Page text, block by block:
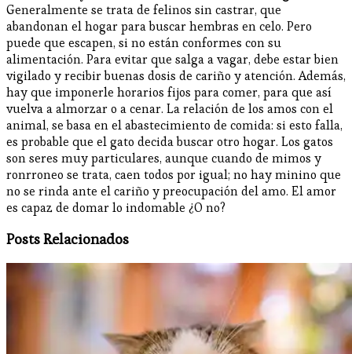
Generalmente se trata de felinos sin castrar, que
abandonan el hogar para buscar hembras en celo. Pero
puede que escapen, si no están conformes con su
alimentación. Para evitar que salga a vagar, debe estar bien
vigilado y recibir buenas dosis de cariño y atención. Además,
hay que imponerle horarios fijos para comer, para que así
vuelva a almorzar o a cenar. La relación de los amos con el
animal, se basa en el abastecimiento de comida: si esto falla,
es probable que el gato decida buscar otro hogar. Los gatos
son seres muy particulares, aunque cuando de mimos y
ronrroneo se trata, caen todos por igual; no hay minino que
no se rinda ante el cariño y preocupación del amo. El amor
es capaz de domar lo indomable ¿O no?
Posts Relacionados